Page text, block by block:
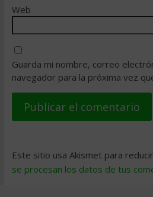
Web
Guarda mi nombre, correo
navegador para la próxima vez
Este sitio usa Akismet para
se procesan los datos de tus